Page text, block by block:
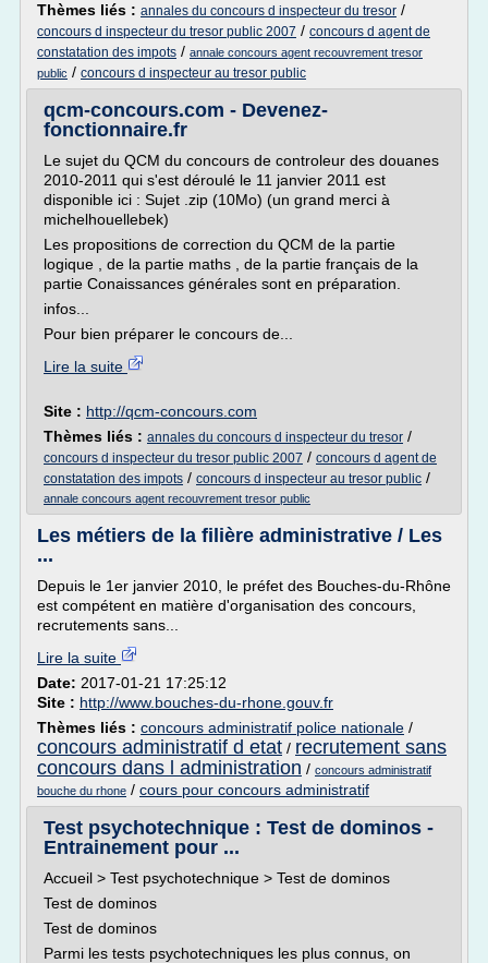
Thèmes liés : annales du concours d inspecteur du tresor /
concours d inspecteur du tresor public 2007 / concours d agent de
constatation des impots / annale concours agent recouvrement tresor
public / concours d inspecteur au tresor public
qcm-concours.com - Devenez-
fonctionnaire.fr
Le sujet du QCM du concours de controleur des douanes
2010-2011 qui s'est déroulé le 11 janvier 2011 est
disponible ici : Sujet .zip (10Mo) (un grand merci à
michelhouellebek)
Les propositions de correction du QCM de la partie
logique , de la partie maths , de la partie français de la
partie Conaissances générales sont en préparation.
infos...
Pour bien préparer le concours de...
Lire la suite
Site : http://qcm-concours.com
Thèmes liés : annales du concours d inspecteur du tresor /
concours d inspecteur du tresor public 2007 / concours d agent de
constatation des impots / concours d inspecteur au tresor public /
annale concours agent recouvrement tresor public
Les métiers de la filière administrative / Les
...
Depuis le 1er janvier 2010, le préfet des Bouches-du-Rhône
est compétent en matière d'organisation des concours,
recrutements sans...
Lire la suite
Date: 2017-01-21 17:25:12
Site : http://www.bouches-du-rhone.gouv.fr
Thèmes liés : concours administratif police nationale /
concours administratif d etat / recrutement sans
concours dans l administration / concours administratif
bouche du rhone / cours pour concours administratif
Test psychotechnique : Test de dominos -
Entrainement pour ...
Accueil > Test psychotechnique > Test de dominos
Test de dominos
Test de dominos
Parmi les tests psychotechniques les plus connus, on